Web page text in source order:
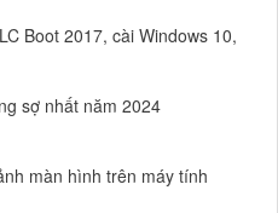
Boot 2017, cài Windows 10,
sợ nhất năm 2024
màn hình trên máy tính